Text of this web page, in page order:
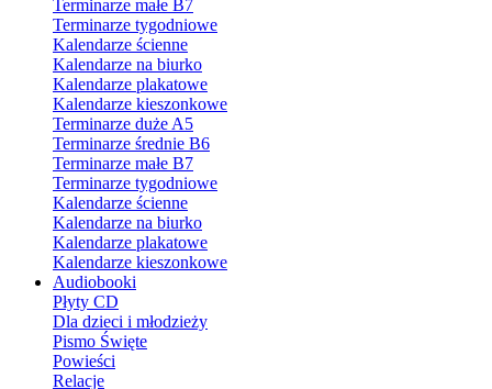
Terminarze małe B7
Terminarze tygodniowe
Kalendarze ścienne
Kalendarze na biurko
Kalendarze plakatowe
Kalendarze kieszonkowe
Terminarze duże A5
Terminarze średnie B6
Terminarze małe B7
Terminarze tygodniowe
Kalendarze ścienne
Kalendarze na biurko
Kalendarze plakatowe
Kalendarze kieszonkowe
Audiobooki
Płyty CD
Dla dzieci i młodzieży
Pismo Święte
Powieści
Relacje